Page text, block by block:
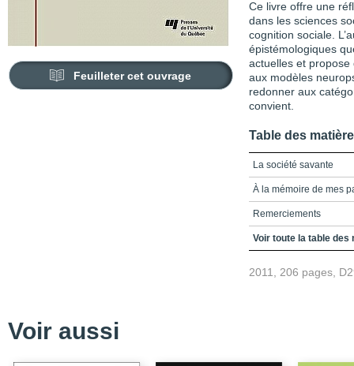
Feuilleter cet ouvrage
Ce livre offre une
dans les sciences
cognition sociale.
épistémologiques
actuelles et
aux modèles
redonner aux
convient.
Table des
La société savante
À la mémoire de mes
Remerciements
Chapitre 1 / La
Chapitre 6 /
Voir toute la table des
2011, 206 pages,
Voir aussi